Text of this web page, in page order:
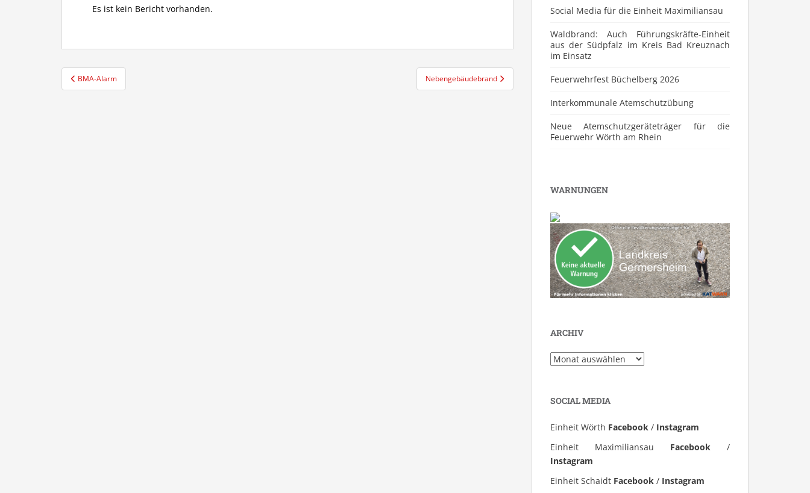
Es ist kein Bericht vorhanden.
Beitragsnavigation
BMA-Alarm Nebengebäudebrand
Social Media für die Einheit Maximiliansau
Waldbrand: Auch Führungskräfte-Einheit
aus der Südpfalz im Kreis Bad Kreuznach
im Einsatz
Feuerwehrfest Büchelberg 2026
⁠Interkommunale Atemschutzübung
Neue Atemschutzgeräteträger für die
Feuerwehr Wörth am Rhein
WARNUNGEN
ARCHIV
Archiv
SOCIAL MEDIA
Einheit Wörth Facebook / Instagram
Einheit Maximiliansau Facebook /
Instagram
Einheit Schaidt Facebook / Instagram